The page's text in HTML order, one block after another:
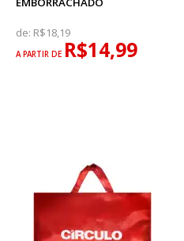
de: R$18,19
A PARTIR DE R$14,99